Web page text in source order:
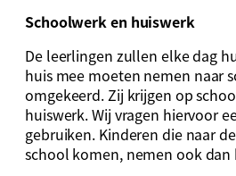
Schoolwerk en huiswerk
De leerlingen zullen elke dag
huis mee moeten nemen naar
omgekeerd. Zij krijgen op
huiswerk. Wij vragen hiervoor
gebruiken. Kinderen die naar
school komen, nemen ook